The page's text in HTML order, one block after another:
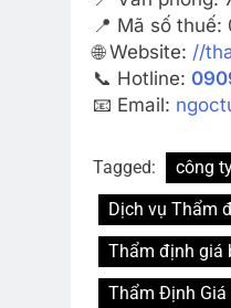
📍 Mã số thuế:
🌐 Website: //
📞 Hotline:
📧 Email:
Tagged: công
Dịch vụ Thẩm
Thẩm định giá
Thẩm Định Giá